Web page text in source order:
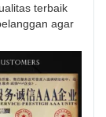
terbaik
agar